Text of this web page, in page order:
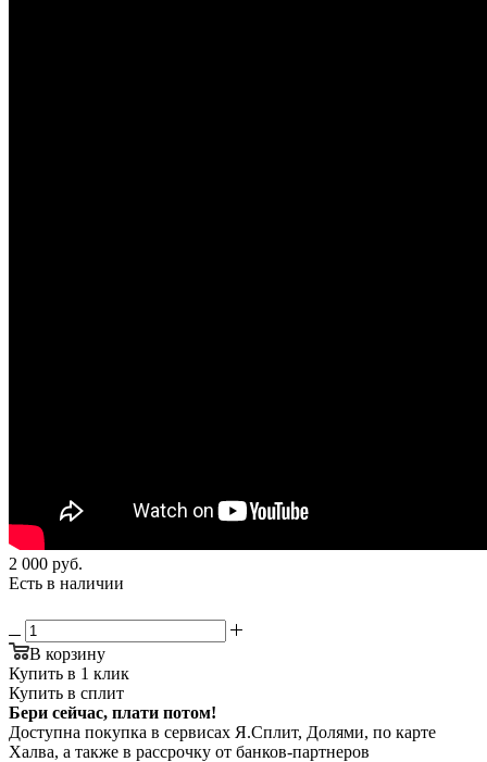
2 000 руб.
Есть в наличии
В корзину
Купить в 1 клик
Купить в сплит
Бери сейчас, плати потом!
Доступна покупка в сервисах Я.Сплит, Долями, по карте
Халва, а также в рассрочку от банков-партнеров